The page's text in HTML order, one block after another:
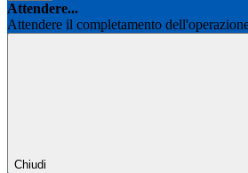
Attendere...
Attendere il completamento
Chiudi